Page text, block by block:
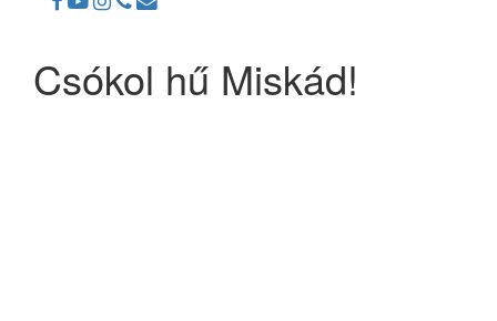
Csókol hű Miskád!